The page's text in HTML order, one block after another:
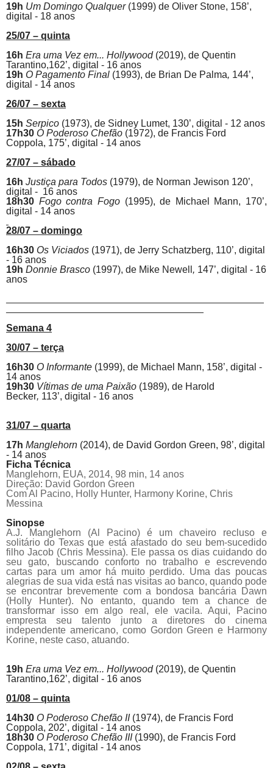
19h Um Domingo Qualquer (1999) de Oliver Stone, 158’,
digital - 18 anos
25/07 – quinta
16h Era uma Vez em... Hollywood (2019), de Quentin
Tarantino,162’, digital - 16 anos
19h O Pagamento Final (1993), de Brian De Palma, 144’,
digital - 14 anos
26/07 – sexta
15h Serpico (1973), de Sidney Lumet, 130’, digital - 12 anos
17h30 O Poderoso Chefão (1972), de Francis Ford
Coppola, 175’, digital - 14 anos
27/07 – sábado
16h Justiça para Todos (1979), de Norman Jewison 120’,
digital - 16 anos
18h30 Fogo contra Fogo(1995), de Michael Mann, 170’,
digital - 14 anos
28/07 – domingo
16h30 Os Viciados (1971), de Jerry Schatzberg, 110’, digital
- 16 anos
19h Donnie Brasco (1997), de Mike Newell , 147’, digital - 16
anos
Semana 4
30/07 – terça
16h30 O Informante (1999), de Michael Mann, 158’, digital -
14 anos
19h30 Vítimas de uma Paixão (1989), de Harold
Becker, 113’, digital - 16 anos
31/07 – quarta
17h Manglehorn (2014), de David Gordon Green, 98’, digital
- 14 anos
Ficha Técnica
Manglehorn, EUA, 2014, 98 min, 14 anos
Direção: David Gordon Green
Com Al
Pacino, Holly Hunter, Harmony Korine, Chris
Messina
Sinopse
A.J. Manglehorn (Al Pacino) é um chaveiro recluso e
solitário do Texas que está afastado do seu bem-sucedido
filho Jacob (Chris Messina). Ele passa os dias cuidando do
seu gato, buscando conforto no trabalho e escrevendo
cartas para um amor há muito perdido. Uma das poucas
alegrias de sua vida está nas visitas ao banco, quando pode
se encontrar brevemente com a bondosa bancária Dawn
(Holly Hunter). No entanto, quando tem a chance de
transformar isso em algo real, ele vacila. Aqui, Pacino
empresta seu talento junto a diretores do cinema
independente americano, como Gordon Green e Harmony
Korine, neste caso, atuando.
19h Era uma Vez em... Hollywood (2019), de Quentin
Tarantino,162’, digital - 16 anos
01/08 – quinta
14h30 O Poderoso Chefão II(1974), de Francis Ford
Coppola, 202’, digital - 14 anos
18h30 O Poderoso Chefão III (1990), de Francis Ford
Coppola, 171’, digital - 14 anos